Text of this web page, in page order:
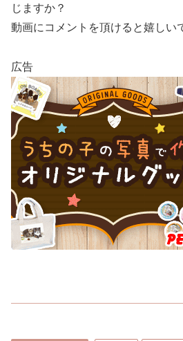
じますか？
動画にコメントを頂けると嬉しい
広告